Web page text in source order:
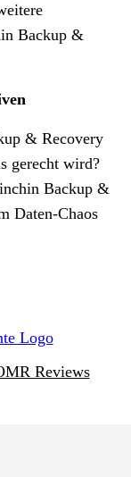
Backup &
& Recovery
gerecht wird?
Backup &
Daten-Chaos
Reviews